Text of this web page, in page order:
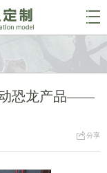

动恐龙产品——
分享